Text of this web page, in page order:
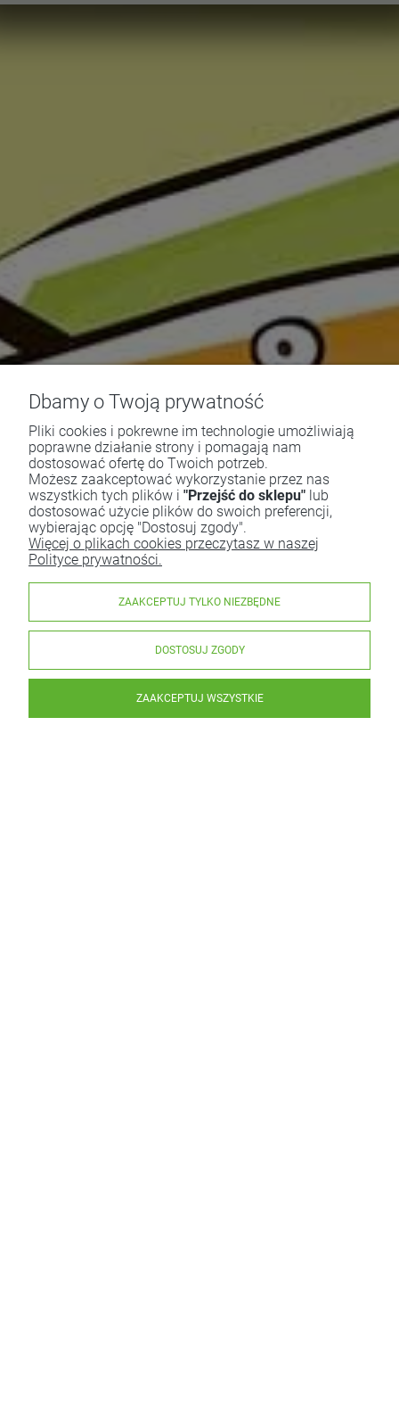
Dbamy o Twoją prywatność
Pliki cookies i pokrewne im technologie umożliwiają
poprawne działanie strony i pomagają nam
dostosować ofertę do Twoich potrzeb.
Możesz zaakceptować wykorzystanie przez nas
wszystkich tych plików i "Przejść do sklepu" lub
dostosować użycie plików do swoich preferencji,
wybierając opcję "Dostosuj zgody".
Więcej o plikach cookies przeczytasz w naszej
Polityce prywatności.
ZAAKCEPTUJ TYLKO NIEZBĘDNE
DOSTOSUJ ZGODY
ZAAKCEPTUJ WSZYSTKIE